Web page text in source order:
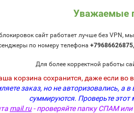
Уважаемые
сайт работает лучше без VPN,
по номеру телефона
Для более корректной работы
корзина сохранится, даже если
заказ, но не авторизовались, а
суммируются. Проверьте этот
mail.ru- проверяйте папку СПАМ или